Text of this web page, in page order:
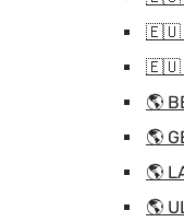
🇪🇺
🇪🇺
🌎
🌎
🌎
🌎